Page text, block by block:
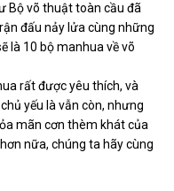
Bộ võ thuật toàn cầu đã
đấu nảy lửa cùng những
là 10 bộ manhua về võ
rất được yêu thích, và
yếu là vẫn còn, nhưng
mãn cơn thèm khát của
nữa, chúng ta hãy cùng